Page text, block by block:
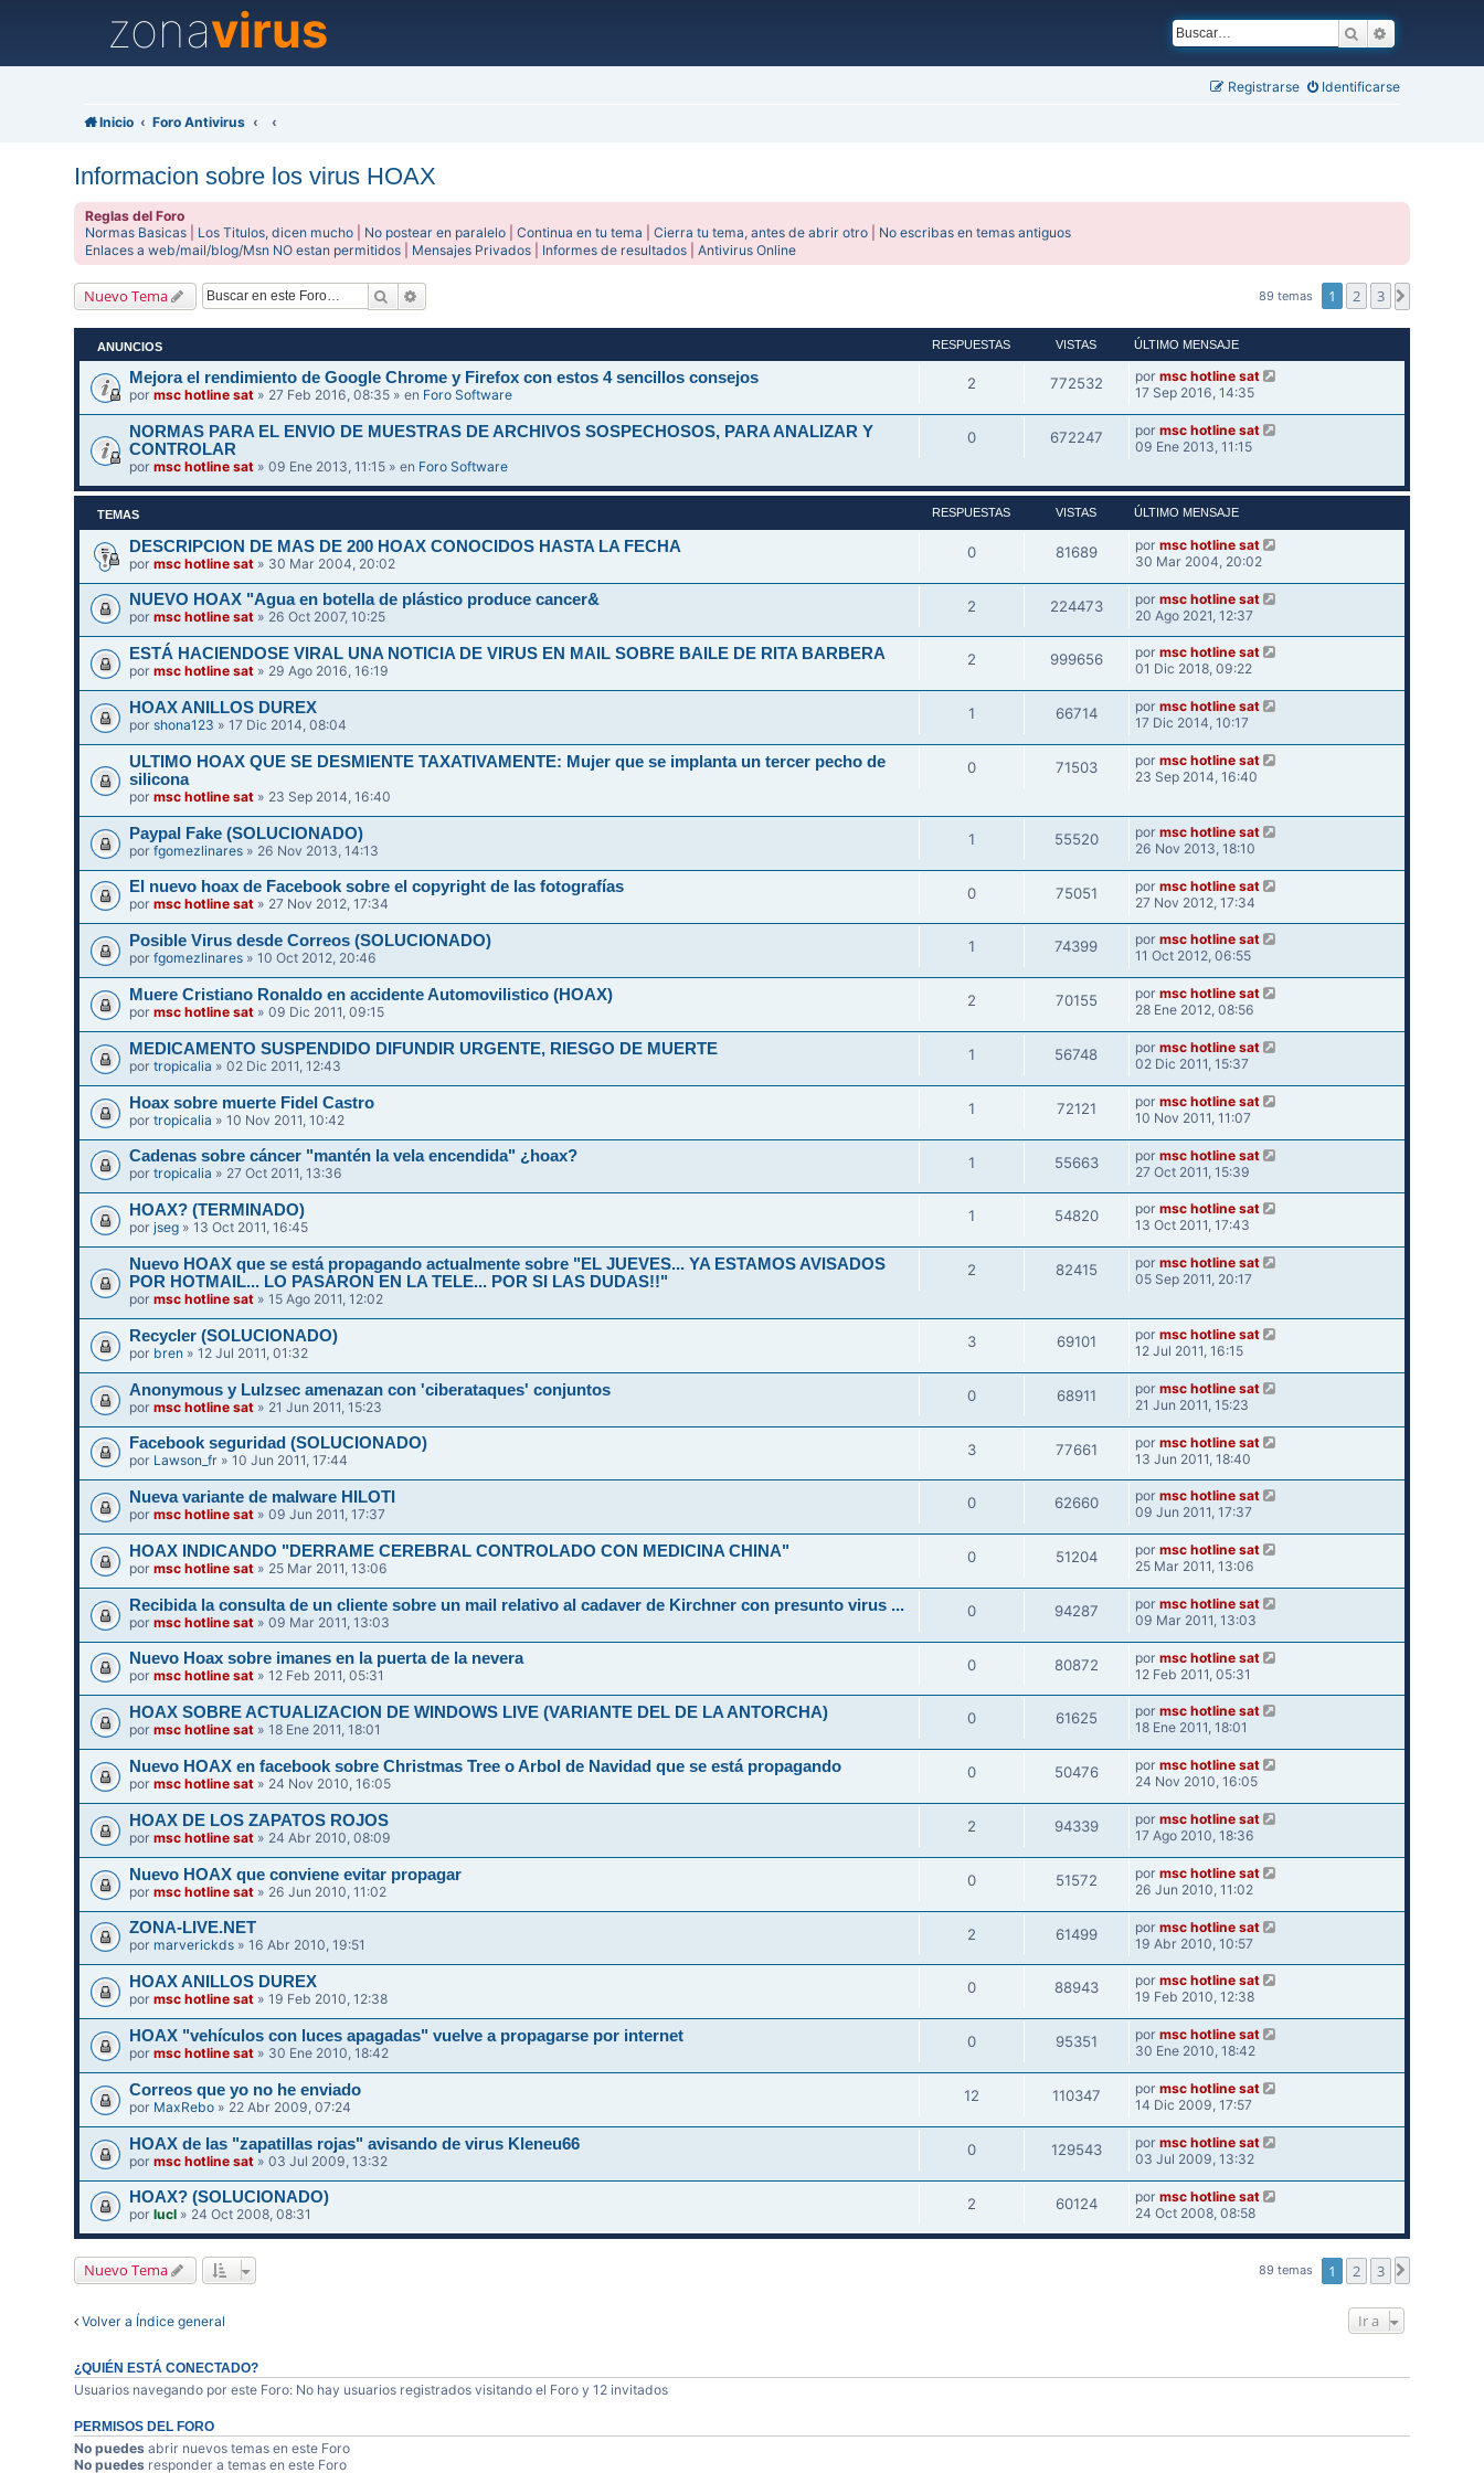
zonavirus Buscar
Identificarse
Registrarse
Inicio Foro Antivirus
Informacion sobre los virus HOAX
Reglas del Foro
Normas Basicas
Los Titulos, dicen mucho No postear en paralelo |Continua en tu tema |Cierra tu tema, antes de abrir otro
No escribas en temas antiguos
Enlaces a web/mail/blog/Msn NO estan permitidos
Mensajes Privados Informes de resultados |Antivirus Online
Nuevo Tema Buscar 89 temas 1 2 3
ANUNCIOS RESPUESTAS VISTAS ÚLTIMO MENSAJE
Mejora el rendimiento de Google Chrome y Firefox con estos 4 sencillos consejos
pormsc hotline sat » 27 Feb 2016, 08:35 » en Foro Software
2 772532 por msc hotline sat
17 Sep 2016, 14:35
NORMAS PARA EL ENVIO DE MUESTRAS DE ARCHIVOS SOSPECHOSOS, PARA ANALIZAR Y
CONTROLAR
pormsc hotline sat » 09 Ene 2013, 11:15 » en Foro Software
0 672247 por msc hotline sat
09 Ene 2013, 11:15
TEMAS RESPUESTAS VISTAS ÚLTIMO MENSAJE
DESCRIPCION DE MAS DE 200 HOAX CONOCIDOS HASTA LA FECHA
pormsc hotline sat » 30 Mar 2004, 20:02
0 81689 por msc hotline sat
30 Mar 2004, 20:02
NUEVO HOAX "Agua en botella de plástico produce cancer&
pormsc hotline sat » 26 Oct 2007, 10:25
2 224473 por msc hotline sat
20 Ago 2021, 12:37
ESTÁ HACIENDOSE VIRAL UNA NOTICIA DE VIRUS EN MAIL SOBRE BAILE DE RITA BARBERA
pormsc hotline sat » 29 Ago 2016, 16:19
2 999656 por msc hotline sat
01 Dic 2018, 09:22
HOAX ANILLOS DUREX
porshona123 » 17 Dic 2014, 08:04
1 66714 por msc hotline sat
17 Dic 2014, 10:17
ULTIMO HOAX QUE SE DESMIENTE TAXATIVAMENTE: Mujer que se implanta un tercer pecho de
silicona
pormsc hotline sat » 23 Sep 2014, 16:40
0 71503 por msc hotline sat
23 Sep 2014, 16:40
Paypal Fake (SOLUCIONADO)
porfgomezlinares » 26 Nov 2013, 14:13
1 55520 por msc hotline sat
26 Nov 2013, 18:10
El nuevo hoax de Facebook sobre el copyright de las fotografías
pormsc hotline sat » 27 Nov 2012, 17:34
0 75051 por msc hotline sat
27 Nov 2012, 17:34
Posible Virus desde Correos (SOLUCIONADO)
porfgomezlinares » 10 Oct 2012, 20:46
1 74399 por msc hotline sat
11 Oct 2012, 06:55
Muere Cristiano Ronaldo en accidente Automovilistico (HOAX)
pormsc hotline sat » 09 Dic 2011, 09:15
2 70155 por msc hotline sat
28 Ene 2012, 08:56
portropicalia » 02 Dic 2011, 12:43
1 56748 por msc hotline sat
02 Dic 2011, 15:37
Hoax sobre muerte Fidel Castro
portropicalia » 10 Nov 2011, 10:42
1 72121 por msc hotline sat
10 Nov 2011, 11:07
Cadenas sobre cáncer "mantén la vela encendida" ¿hoax?
portropicalia » 27 Oct 2011, 13:36
1 55663 por msc hotline sat
27 Oct 2011, 15:39
HOAX? (TERMINADO)
porjseg » 13 Oct 2011, 16:45
1 54820 por msc hotline sat
13 Oct 2011, 17:43
Nuevo HOAX que se está propagando actualmente sobre "EL JUEVES... YA ESTAMOS AVISADOS
POR HOTMAIL... LO PASARON EN LA TELE... POR SI LAS DUDAS!!"
pormsc hotline sat » 15 Ago 2011, 12:02
2 82415 por msc hotline sat
05 Sep 2011, 20:17
Recycler (SOLUCIONADO)
por bren » 12 Jul 2011, 01:32
3 69101 por msc hotline sat
12 Jul 2011, 16:15
Anonymous y Lulzsec amenazan con 'ciberataques' conjuntos
pormsc hotline sat » 21 Jun 2011, 15:23
0 68911 por msc hotline sat
21 Jun 2011, 15:23
Facebook seguridad (SOLUCIONADO)
por Lawson_fr » 10 Jun 2011, 17:44
3 77661 por msc hotline sat
13 Jun 2011, 18:40
Nueva variante de malware HILOTI
pormsc hotline sat » 09 Jun 2011, 17:37
0 62660 por msc hotline sat
09 Jun 2011, 17:37
HOAX INDICANDO "DERRAME CEREBRAL CONTROLADO CON MEDICINA CHINA"
pormsc hotline sat » 25 Mar 2011, 13:06
0 51204 por msc hotline sat
25 Mar 2011, 13:06
Recibida la consulta de un cliente sobre un mail relativo al cadaver de Kirchner con presunto virus ...
pormsc hotline sat » 09 Mar 2011, 13:03
0 94287 por msc hotline sat
09 Mar 2011, 13:03
Nuevo Hoax sobre imanes en la puerta de la nevera
pormsc hotline sat » 12 Feb 2011, 05:31
0 80872 por msc hotline sat
12 Feb 2011, 05:31
HOAX SOBRE ACTUALIZACION DE WINDOWS LIVE (VARIANTE DEL DE LA ANTORCHA)
pormsc hotline sat » 18 Ene 2011, 18:01
0 61625 por msc hotline sat
18 Ene 2011, 18:01
Nuevo HOAX en facebook sobre Christmas Tree o Arbol de Navidad que se está propagando
pormsc hotline sat » 24 Nov 2010, 16:05
0 50476 por msc hotline sat
24 Nov 2010, 16:05
HOAX DE LOS ZAPATOS ROJOS
pormsc hotline sat » 24 Abr 2010, 08:09
2 94339 por msc hotline sat
17 Ago 2010, 18:36
Nuevo HOAX que conviene evitar propagar
pormsc hotline sat » 26 Jun 2010, 11:02
0 51572 por msc hotline sat
26 Jun 2010, 11:02
ZONA-LIVE.NET
por marverickds » 16 Abr 2010, 19:51
2 61499 por msc hotline sat
19 Abr 2010, 10:57
HOAX ANILLOS DUREX
pormsc hotline sat » 19 Feb 2010, 12:38
0 88943 por msc hotline sat
19 Feb 2010, 12:38
HOAX "vehículos con luces apagadas" vuelve a propagarse por internet
pormsc hotline sat » 30 Ene 2010, 18:42
0 95351 por msc hotline sat
30 Ene 2010, 18:42
Correos que yo no he enviado
por MaxRebo » 22 Abr 2009, 07:24
12 110347 por msc hotline sat
14 Dic 2009, 17:57
HOAX de las "zapatillas rojas" avisando de virus Kleneu66
pormsc hotline sat » 03 Jul 2009, 13:32
0 129543 por msc hotline sat
03 Jul 2009, 13:32
HOAX? (SOLUCIONADO)
porlucl » 24 Oct 2008, 08:31
2 60124 por msc hotline sat
24 Oct 2008, 08:58
Nuevo Tema 89 temas 1 2 3
Volver a Índice general Ir a
¿QUIÉN ESTÁ CONECTADO?
Usuarios navegando por este Foro: No hay usuarios registrados visitando el Foro y 12 invitados
PERMISOS DEL FORO
No puedes abrir nuevos temas en este Foro
No puedes responder a temas en este Foro